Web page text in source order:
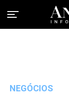
NEGÓCIOS